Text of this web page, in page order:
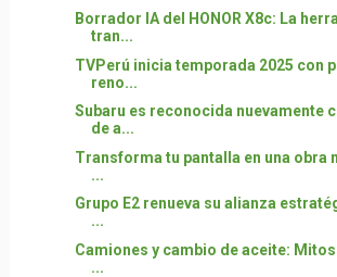
Borrador IA del HONOR X8c: La
tran...
TVPerú inicia temporada 2025 con
reno...
Subaru es reconocida nuevamente
de a...
Transforma tu pantalla en una obra
...
Grupo E2 renueva su alianza
...
Camiones y cambio de aceite:
...